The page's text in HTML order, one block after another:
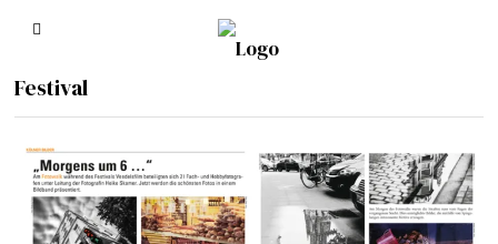
Festival